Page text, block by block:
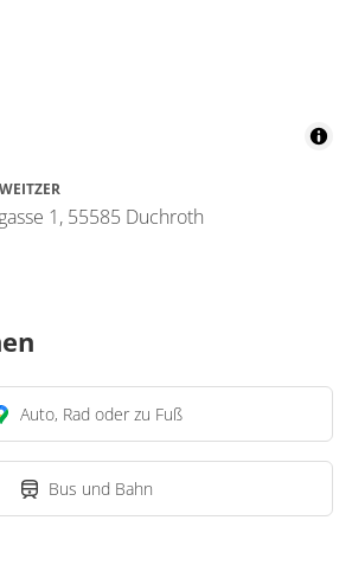
1, 55585 Duchroth
Auto, Rad oder zu Fuß
Bus und Bahn